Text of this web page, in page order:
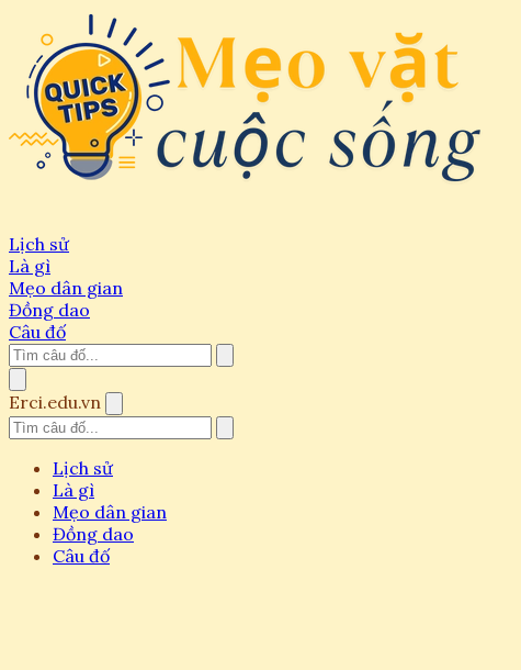
Lịch sử
Là gì
Mẹo dân gian
Đồng dao
Câu đố
Erci.edu.vn
Lịch sử
Là gì
Mẹo dân gian
Đồng dao
Câu đố